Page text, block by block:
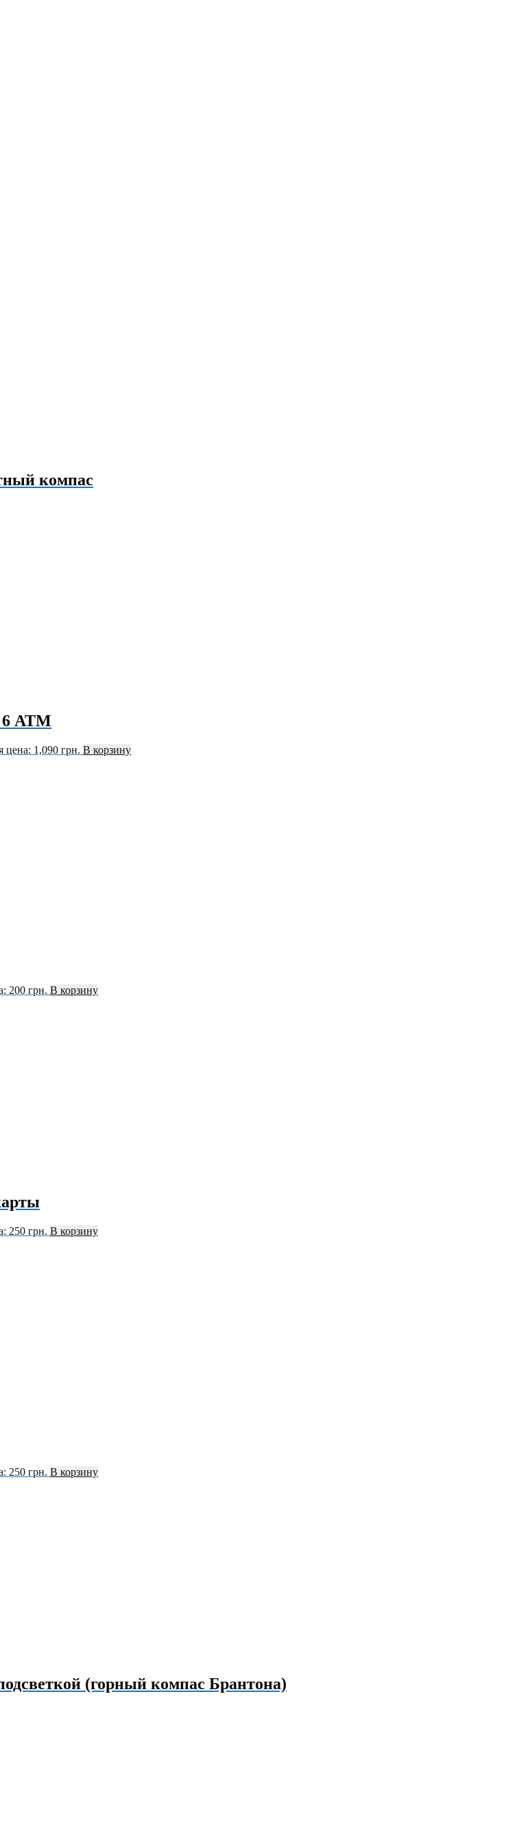
компас
ATM
цена: 1,090 грн. В корзину
200 грн. В корзину
250 грн. В корзину
250 грн. В корзину
(горный компас Брантона)